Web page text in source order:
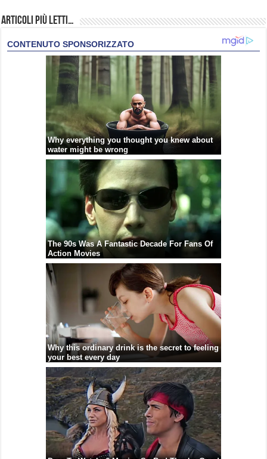
Articoli più Letti…